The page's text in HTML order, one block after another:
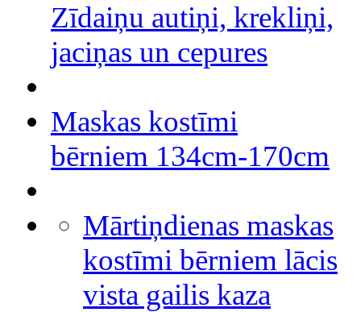
Zīdaiņu autiņi, krekliņi,
jaciņas un cepures
Maskas kostīmi
bērniem 134cm-170cm
Mārtiņdienas maskas
kostīmi bērniem lācis
vista gailis kaza